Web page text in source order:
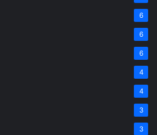
6
6
6
4
4
3
3